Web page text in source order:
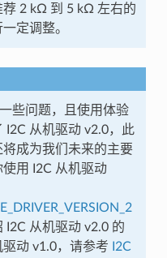
荐 2 kΩ 到 5 kΩ 左右的
定调整。
些问题，且使用体验
I2C 从机驱动 v2.0，此
成为我们未来的主要
用 I2C 从机驱动
I2C 从机驱动 v2.0 的
动 v1.0，请参考
I2C